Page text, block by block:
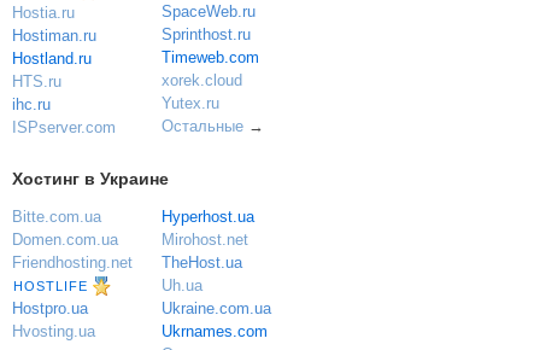
Hostia.ru
Hostiman.ru
Hostland.ru
HTS.ru
ihc.ru
ISPserver.com
SpaceWeb.ru
Sprinthost.ru
Timeweb.com
xorek.cloud
Yutex.ru
Остальные→
Хостинг в Украине
Bitte.com.ua
Domen.com.ua
Friendhosting.net
HOSTLIFE
Hostpro.ua
Hvosting.ua
Hyperhost.ua
Mirohost.net
TheHost.ua
Uh.ua
Ukraine.com.ua
Ukrnames.com